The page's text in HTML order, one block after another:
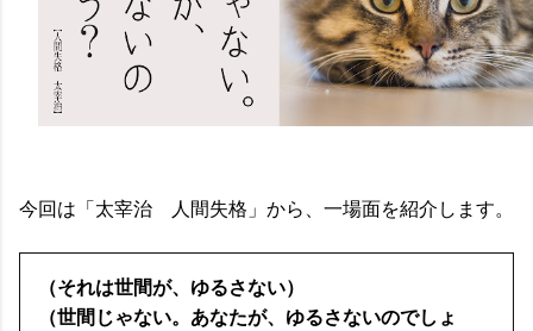
今回は「太宰治 人間失格」から、一場面を紹介します。
（それは世間が、ゆるさない）
（世間じゃない。あなたが、ゆるさないのでしょ